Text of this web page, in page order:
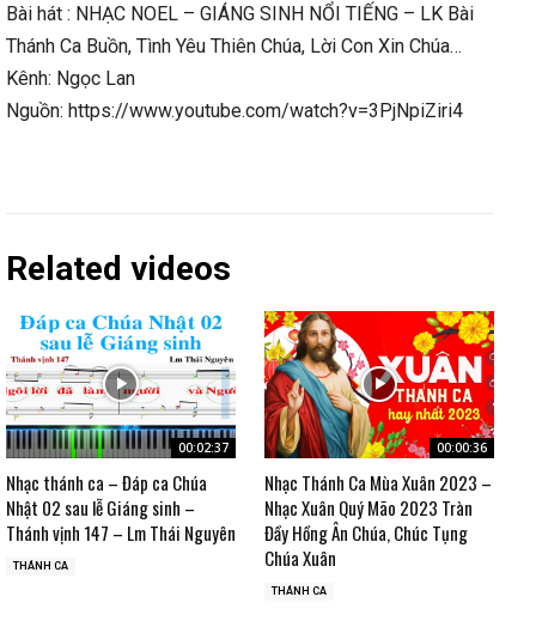
Bài hát : NHẠC NOEL – GIÁNG SINH NỔI TIẾNG – LK Bài
Thánh Ca Buồn, Tình Yêu Thiên Chúa, Lời Con Xin Chúa…
Kênh: Ngọc Lan
Nguồn: https://www.youtube.com/watch?v=3PjNpiZiri4
Related videos
00:02:37
Nhạc thánh ca – Đáp ca Chúa
Nhật 02 sau lễ Giáng sinh –
Thánh vịnh 147 – Lm Thái Nguyên
THÁNH CA
00:00:36
Nhạc Thánh Ca Mùa Xuân 2023 –
Nhạc Xuân Quý Mão 2023 Tràn
Đầy Hồng Ân Chúa, Chúc Tụng
Chúa Xuân
THÁNH CA